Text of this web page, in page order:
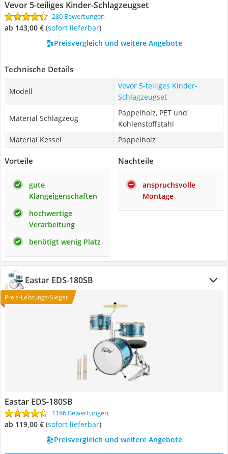
Vevor 5-teiliges Kinder-Schlagzeugset
280 Bewertungen
ab 143,00 € ( Sofort lieferbar)
Preisvergleich und weitere Angebote
Technische Details
Modell
Vevor 5-teiliges Kinder-
Schlagzeugset
Material Schlagzeug
Pappelholz, PET und
Kohlenstoffstahl
Material Kessel
Pappelholz
Vorteile
gute
Klangeigenschaften
hochwertige
Verarbeitung
benötigt wenig Platz
Nachteile
anspruchsvolle
Montage
Eastar EDS-180SB
Preis-Leistungs-Sieger
Eastar EDS-180SB
1186 Bewertungen
ab 119,00 € ( Sofort lieferbar)
Preisvergleich und weitere Angebote